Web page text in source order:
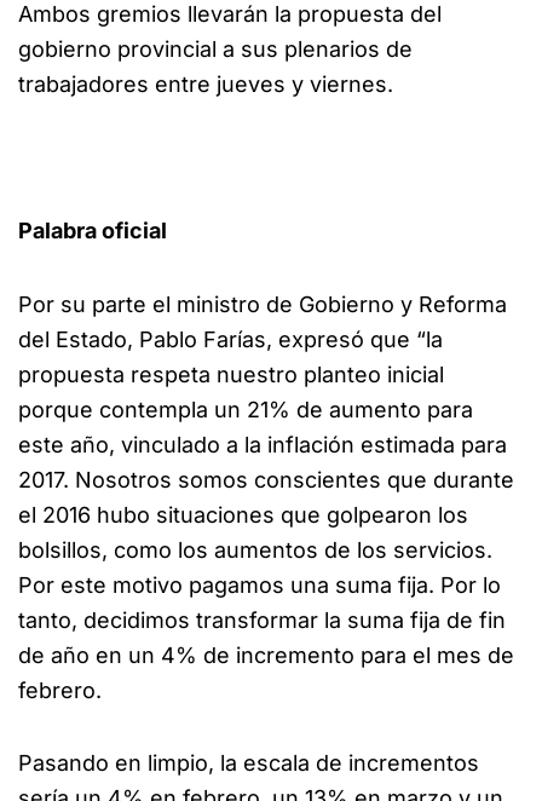
Ambos gremios llevarán la propuesta del
gobierno provincial a sus plenarios de
trabajadores entre jueves y viernes.
Palabra oficial
Por su parte el ministro de Gobierno y Reforma
del Estado, Pablo Farías, expresó que “la
propuesta respeta nuestro planteo inicial
porque contempla un 21% de aumento para
este año, vinculado a la inflación estimada para
2017. Nosotros somos conscientes que durante
el 2016 hubo situaciones que golpearon los
bolsillos, como los aumentos de los servicios.
Por este motivo pagamos una suma fija. Por lo
tanto, decidimos transformar la suma fija de fin
de año en un 4% de incremento para el mes de
febrero.
Pasando en limpio, la escala de incrementos